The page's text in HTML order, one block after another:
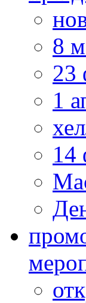
8
23
1
14